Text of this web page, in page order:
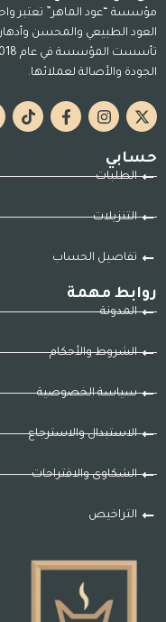
مؤسسة “عود الماهر” تعتبر
العود الطبيعي والمحسن
الجودة والأصالة لعملائها.
حسابي
الطلبات
التنزيلات
تفاصيل الحساب
روابط مهمة
المدونة
الشروط والأحكام
سياسة الخصوصية
الاستبدال والاسترجاع
الشكاوى والاقتراحات
التراخيص